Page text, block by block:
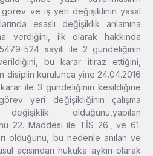
ve iş yeri değişiklinin yasal
esaslı değişiklik anlamına
verdiğini, ilk olarak hakkında
524 sayılı ile 2 gündeliğinin
bu karar itiraz ettiğini,
disiplin kurulunca yine 24.04.2016
ile 3 gündeliğinin kesildiğine
yeri değişikliğinin çalışma
olduğunu,yapılan
22. Maddesi ile TİS 26., ve 61.
olduğunu, bu nedenle anılan ve
açısından hukuka aykırı olarak